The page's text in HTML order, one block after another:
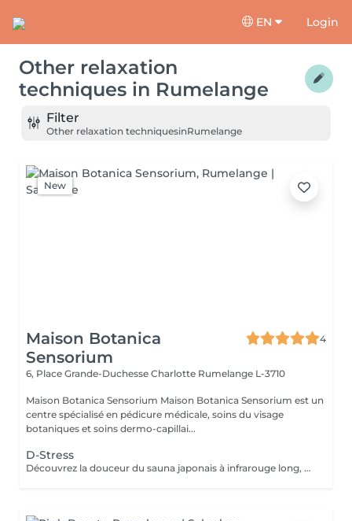
EN Login
Other relaxation
techniques in Rumelange
Filter
Other relaxation techniquesinRumelange
New
Maison Botanica
Sensorium
4
6, Place Grande-Duchesse Charlotte Rumelange L-3710
Maison Botanica Sensorium Maison Botanica Sensorium est un
centre spécialisé en pédicure médicale, soins du visage
botaniques et soins dermo-capillai...
D-Stress
Découvrez la douceur du sauna japonais à infrarouge long, une chaleur enveloppante qui favorise une relaxation profonde, stimule la sudation naturelle et procure une véritable sensation de légèreté . Un rituel idéal pour relâcher les tensions, revitaliser le corps et apaiser l'esprit.